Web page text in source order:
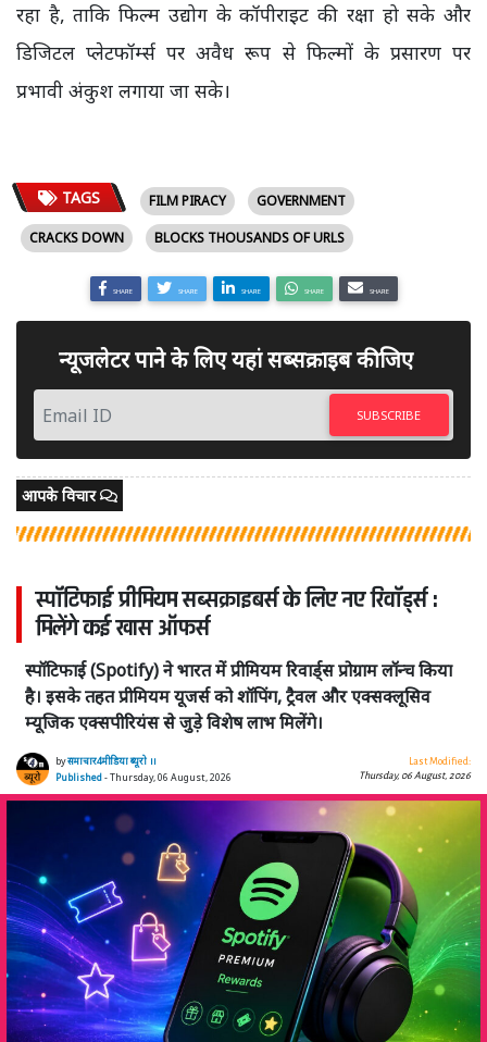
रहा है, ताकि फिल्म उद्योग के कॉपीराइट की रक्षा हो सके और
डिजिटल प्लेटफॉर्म्स पर अवैध रूप से फिल्मों के प्रसारण पर
प्रभावी अंकुश लगाया जा सके।
TAGS FILM PIRACY
GOVERNMENT
CRACKS DOWN
BLOCKS THOUSANDS OF URLS
SHARE SHARE SHARE SHARE SHARE
न्यूजलेटर पाने के लिए यहां सब्सक्राइब कीजिए
SUBSCRIBE
आपके विचार
स्पॉटिफाई प्रीमियम सब्सक्राइबर्स के लिए नए रिवॉर्ड्स :
मिलेंगे कई खास ऑफर्स
स्पॉटिफाई (Spotify) ने भारत में प्रीमियम रिवार्ड्स प्रोग्राम लॉन्च किया
है। इसके तहत प्रीमियम यूजर्स को शॉपिंग, ट्रैवल और एक्सक्लूसिव
म्यूजिक एक्सपीरियंस से जुड़े विशेष लाभ मिलेंगे।
byसमाचार4मीडिया ब्यूरो ।।
Published- Thursday, 06 August, 2026
Last Modified:
Thursday, 06 August, 2026